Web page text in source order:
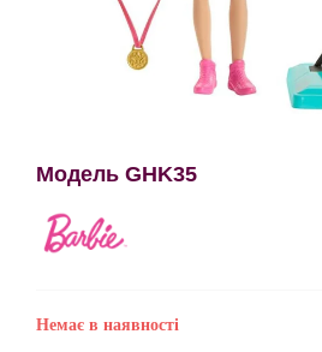
Модель GHK35
Немає в наявності